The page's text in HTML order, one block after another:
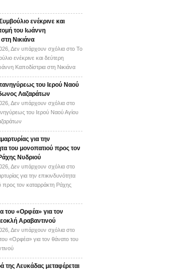
ενέκρινε και
του Ιωάννη
Νικιάνα
Δεν υπάρχουν σχόλια στο Το
ενέκρινε και δεύτερη
Καποδίστρια στη Νικιάνα
του Ιερού Ναού
Λαζαράτων
Δεν υπάρχουν σχόλια στο
του Ιερού Ναού Αγίου
για την
του μονοπατιού προς τον
Νυδριού
Δεν υπάρχουν σχόλια στο
για την επικινδυνότητα
προς τον καταρράκτη Ράχης
του «Ορφέα» για τον
Αραβαντινού
Δεν υπάρχουν σχόλια στο
«Ορφέα» για τον θάνατο του
της Λευκάδας μεταφέρεται